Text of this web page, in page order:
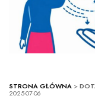
STRONA GŁÓWNA >
2025-07-06